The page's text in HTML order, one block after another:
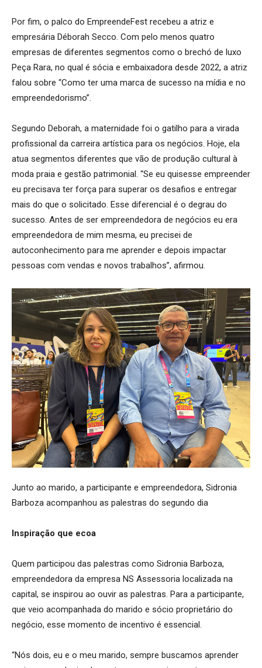
Por fim, o palco do EmpreendeFest recebeu a atriz e
empresária Déborah Secco. Com pelo menos quatro
empresas de diferentes segmentos como o brechó de luxo
Peça Rara, no qual é sócia e embaixadora desde 2022, a atriz
falou sobre “Como ter uma marca de sucesso na mídia e no
empreendedorismo”.
Segundo Deborah, a maternidade foi o gatilho para a virada
profissional da carreira artística para os negócios. Hoje, ela
atua segmentos diferentes que vão de produção cultural à
moda praia e gestão patrimonial. “Se eu quisesse empreender
eu precisava ter força para superar os desafios e entregar
mais do que o solicitado. Esse diferencial é o degrau do
sucesso. Antes de ser empreendedora de negócios eu era
empreendedora de mim mesma, eu precisei de
autoconhecimento para me aprender e depois impactar
pessoas com vendas e novos trabalhos”, afirmou.
Junto ao marido, a participante e empreendedora, Sidronia
Barboza acompanhou as palestras do segundo dia
Inspiração que ecoa
Quem participou das palestras como Sidronia Barboza,
empreendedora da empresa NS Assessoria localizada na
capital, se inspirou ao ouvir as palestras. Para a participante,
que veio acompanhada do marido e sócio proprietário do
negócio, esse momento de incentivo é essencial.
“Nós dois, eu e o meu marido, sempre buscamos aprender